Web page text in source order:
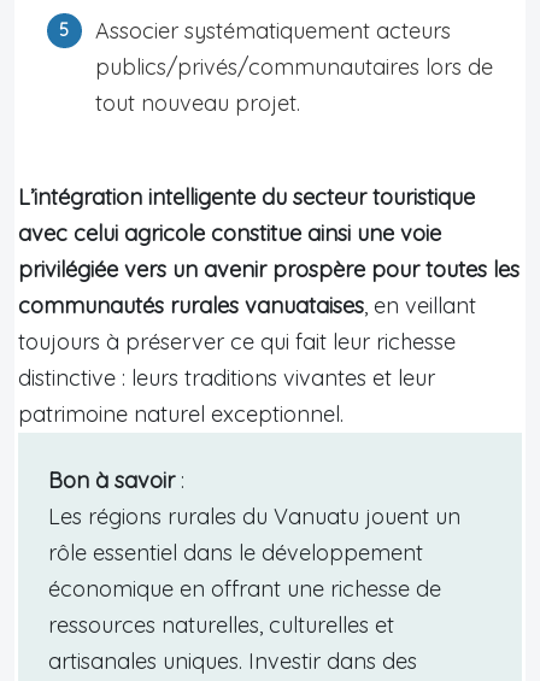
Associer systématiquement acteurs
publics/privés/communautaires lors de
tout nouveau projet.
L’intégration intelligente du secteur touristique
avec celui agricole constitue ainsi une voie
privilégiée vers un avenir prospère pour toutes les
communautés rurales vanuataises, en veillant
toujours à préserver ce qui fait leur richesse
distinctive : leurs traditions vivantes et leur
patrimoine naturel exceptionnel.
Bon à savoir:
Les régions rurales du Vanuatu jouent un
rôle essentiel dans le développement
économique en offrant une richesse de
ressources naturelles, culturelles et
artisanales uniques. Investir dans des